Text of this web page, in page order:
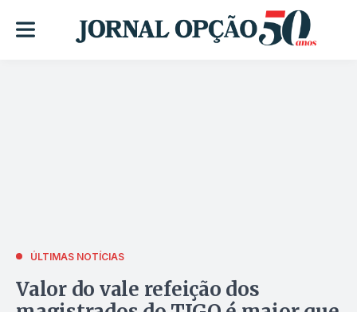
ÚLTIMAS NOTÍCIAS
Valor do vale refeição dos